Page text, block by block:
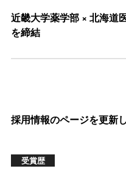
近畿大学薬学部 × 北海
を締結
採用情報のページを更新
受賞歴